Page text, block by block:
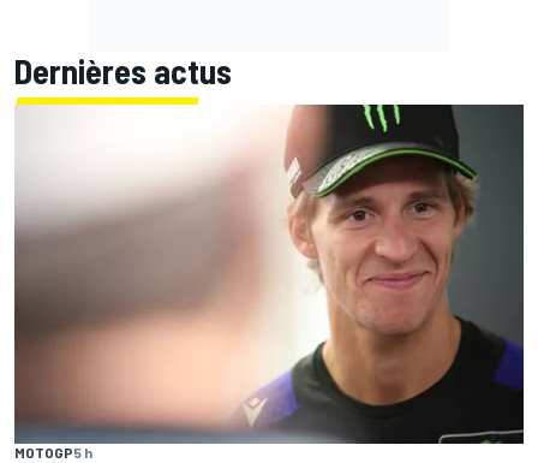
Dernières actus
MOTOGP5 h